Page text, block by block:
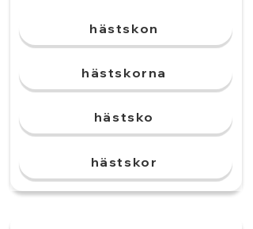
hästskon
hästskorna
hästsko
hästskor